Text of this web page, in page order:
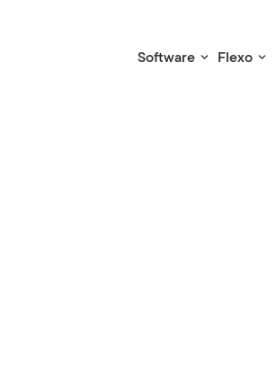
Software Flexo